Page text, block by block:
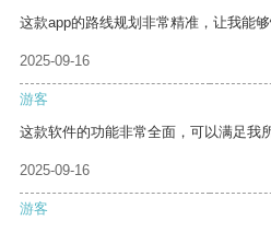
这款app的路线规划非常精准，让我能够
2025-09-16
游客
这款软件的功能非常全面，可以满足我
2025-09-16
游客